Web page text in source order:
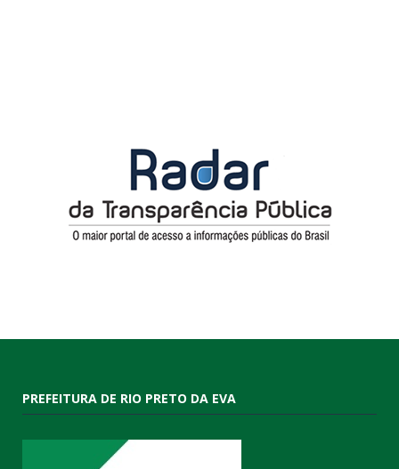
PREFEITURA DE RIO PRETO DA EVA